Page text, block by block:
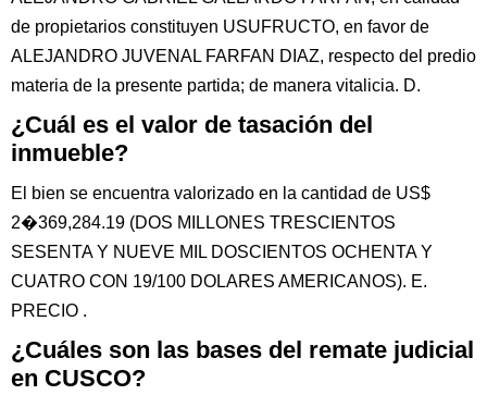
de propietarios constituyen USUFRUCTO, en favor de
ALEJANDRO JUVENAL FARFAN DIAZ, respecto del predio
materia de la presente partida; de manera vitalicia. D.
¿Cuál es el valor de tasación del
inmueble?
El bien se encuentra valorizado en la cantidad de US$
2�369,284.19 (DOS MILLONES TRESCIENTOS
SESENTA Y NUEVE MIL DOSCIENTOS OCHENTA Y
CUATRO CON 19/100 DOLARES AMERICANOS). E.
PRECIO .
¿Cuáles son las bases del remate judicial
en CUSCO?